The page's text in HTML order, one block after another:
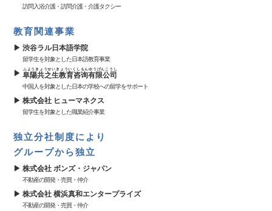
訪問入浴介護・訪問介護・介護タクシー
教育関連事業
渋谷ラル日本語学院
留学生を対象とした日本語教育事業
阜陽共之生教育咨询有限公司
ふようきょうせいきょういくしもんゆうげんこうし
中国人を対象とした日本の学校への留学をサポート
株式会社 ヒューマネクス
留学生を対象とした職業紹介事業
独立分社制度により
グループから独立
株式会社 ボンズ・ジャパン
不動産の開発・売買・仲介
株式会社 横浜真和エンタープライズ
不動産の開発・売買・仲介